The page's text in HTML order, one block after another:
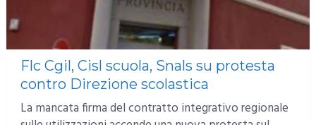
Flc Cgil, Cisl scuola, Snals su protesta
contro Direzione scolastica
La mancata firma del contratto integrativo regionale